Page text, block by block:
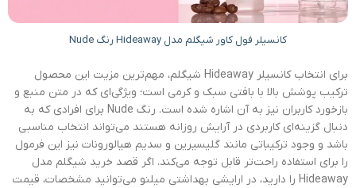
کانسیلر فول کاور شیگلم مدل Hideaway رنگ Nude
برای انتخاب کانسیلر Hideaway شیگلم، مهم‌ترین مزیت این محصول
ترکیب پوشش بالا با بافتی سبک و کرمی است؛ ویژگی‌ای که در متن منبع و
بازخورد کاربران نیز به آن اشاره شده است. رنگ Nude برای افرادی که به
دنبال گزینه‌ای کاربردی در آرایش روزانه هستند می‌تواند انتخاب مناسبی
باشد و وجود ترکیباتی مانند گلیسیرین و سدیم هیالورونات نیز این فرمول
را برای استفاده راحت‌تر قابل توجه می‌کند. اگر قصد خرید شیگلم مدل
Hideaway را دارید، در ارایشی بهداشتی میلنو می‌توانید مشخصات، قیمت